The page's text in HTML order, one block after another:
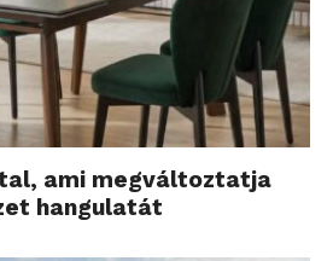
ami megváltoztatja
hangulatát